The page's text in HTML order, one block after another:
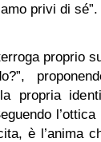
privi di sé”.
proprio
propria
è l’anima